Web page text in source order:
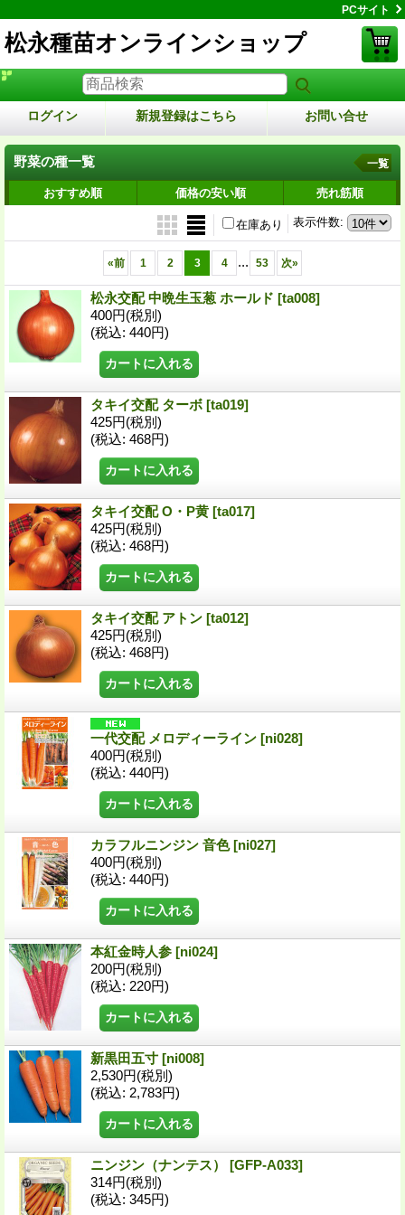
PCサイト
松永種苗オンラインショップ
ログイン 新規登録はこちら お問い合せ
野菜の種一覧 一覧
おすすめ順 価格の安い順 売れ筋順
表示件数:
在庫あり
«前 1 2 3 4 ... 53 次»
松永交配 中晩生玉葱 ホールド [ta008]
400円(税別)
(税込: 440円)
タキイ交配 ターボ [ta019]
425円(税別)
(税込: 468円)
タキイ交配 O・P黄 [ta017]
425円(税別)
(税込: 468円)
タキイ交配 アトン [ta012]
425円(税別)
(税込: 468円)
一代交配 メロディーライン [ni028]
400円(税別)
(税込: 440円)
カラフルニンジン 音色[ni027]
400円(税別)
(税込: 440円)
本紅金時人参 [ni024]
200円(税別)
(税込: 220円)
新黒田五寸 [ni008]
2,530円(税別)
(税込: 2,783円)
ニンジン（ナンテス） [GFP-A033]
314円(税別)
(税込: 345円)